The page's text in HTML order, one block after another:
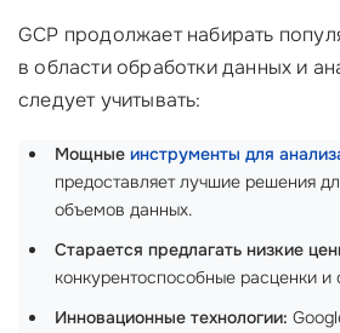
GCP продолжает набирать
в области обработки данных и
следует учитывать:
Мощные инструменты для
предоставляет лучшие решения
объемов данных.
Старается предлагать низкие
конкурентоспособные расценки и
Инновационные технологии: